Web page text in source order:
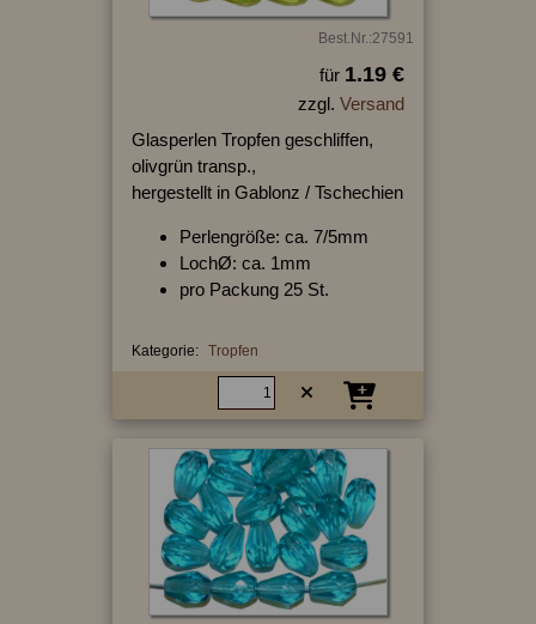
Best.Nr.:27591
für 1.19 €
zzgl. Versand
Glasperlen Tropfen geschliffen,
olivgrün transp.,
hergestellt in Gablonz / Tschechien
Perlengröße: ca. 7/5mm
LochØ: ca. 1mm
pro Packung 25 St.
Kategorie: Tropfen